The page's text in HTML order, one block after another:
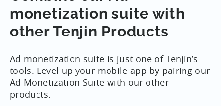
success using aggregate-based LTV.
revenue to assign to each source channel.
Check out our documentation for more details,
with an included example here .
monetization suite with
other Tenjin Products
Ad monetization suite is just one of Tenjin’s
tools. Level up your mobile app by pairing our
Ad Monetization Suite with our other
products.